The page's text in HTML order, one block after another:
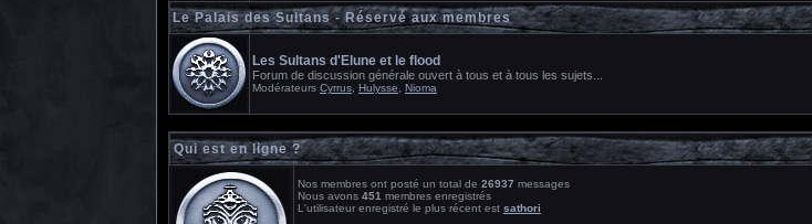
Le Palais des Sultans - Réservé aux membres
Les Sultans d'Elune et le flood
Forum de discussion générale ouvert à tous et à tous les sujets...
Modérateurs Cyrrus Hulysse Nioma
Qui est en ligne ?
Nos membres ont posté un total de 26937 messages
Nous avons 451 membres enregistrés
L'utilisateur enregistré le plus récent est sathori